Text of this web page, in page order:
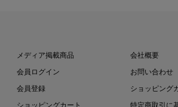
メディア掲載商品
会員ログイン
会員登録
ショッピングカート
会社概要
お問い合わせ
ショッピング
特定商取引に